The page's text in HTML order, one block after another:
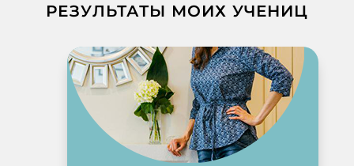
РЕЗУЛЬТАТЫ МОИХ УЧЕНИЦ